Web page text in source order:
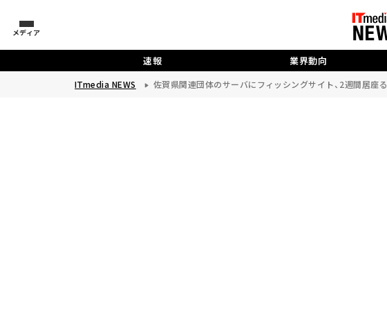
メディア
速報 業界動向
ITmedia NEWS 佐賀県関連団体のサーバにフィッシングサイト、2週間居座る